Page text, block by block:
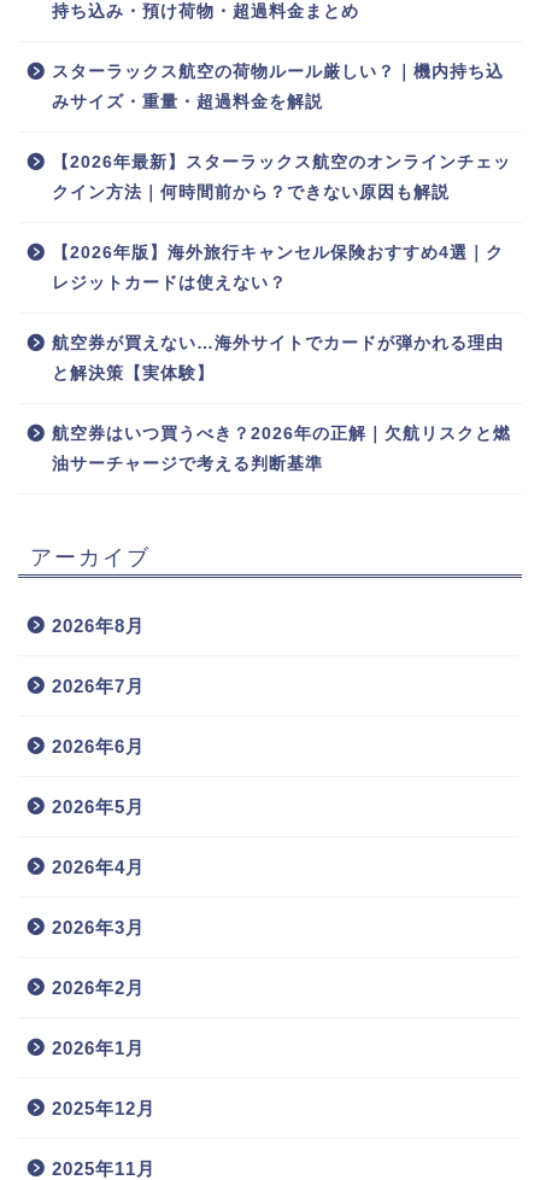
持ち込み・預け荷物・超過料金まとめ
スターラックス航空の荷物ルール厳しい？｜機内持ち込
みサイズ・重量・超過料金を解説
【2026年最新】スターラックス航空のオンラインチェッ
クイン方法｜何時間前から？できない原因も解説
【2026年版】海外旅行キャンセル保険おすすめ4選｜ク
レジットカードは使えない？
航空券が買えない…海外サイトでカードが弾かれる理由
と解決策【実体験】
航空券はいつ買うべき？2026年の正解｜欠航リスクと燃
油サーチャージで考える判断基準
アーカイブ
2026年8月
2026年7月
2026年6月
2026年5月
2026年4月
2026年3月
2026年2月
2026年1月
2025年12月
2025年11月